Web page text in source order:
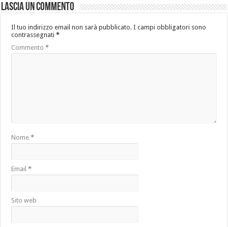
Lascia un commento
Il tuo indirizzo email non sarà pubblicato. I campi obbligatori sono
contrassegnati*
Commento*
Nome*
Email*
Sito web